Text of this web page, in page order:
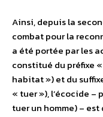
Ainsi, depuis la
combat pour la
a été portée par les
constitué du préfixe
habitat ») et du
« tuer »), l’écocide
tuer un homme) –